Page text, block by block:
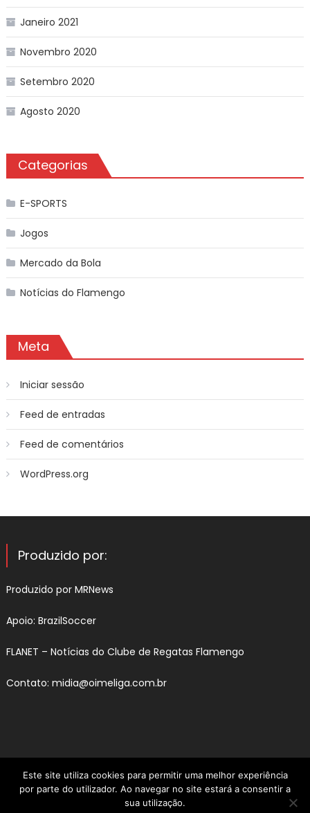
Janeiro 2021
Novembro 2020
Setembro 2020
Agosto 2020
Categorias
E-SPORTS
Jogos
Mercado da Bola
Notícias do Flamengo
Meta
Iniciar sessão
Feed de entradas
Feed de comentários
WordPress.org
Produzido por:
Produzido por MRNews
Apoio: BrazilSoccer
FLANET – Notícias do Clube de Regatas Flamengo
Contato: midia@oimeliga.com.br
Este site utiliza cookies para permitir uma melhor experiência
por parte do utilizador. Ao navegar no site estará a consentir a
sua utilização.